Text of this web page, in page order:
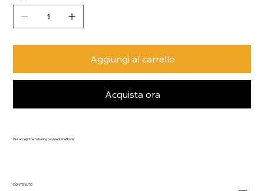
Aggiungi al carrello
Acquista ora
We accept the following payment methods:
CONTENUTO